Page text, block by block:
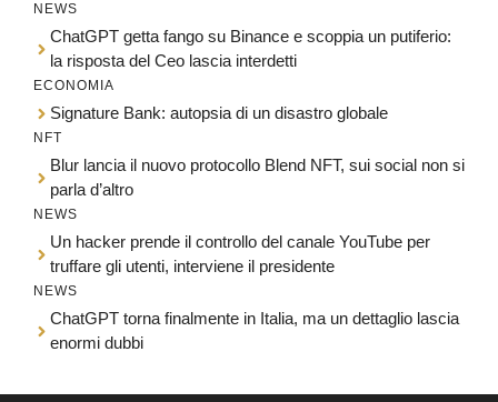
NEWS
ChatGPT getta fango su Binance e scoppia un putiferio:
la risposta del Ceo lascia interdetti
ECONOMIA
Signature Bank: autopsia di un disastro globale
NFT
Blur lancia il nuovo protocollo Blend NFT, sui social non si
parla d’altro
NEWS
Un hacker prende il controllo del canale YouTube per
truffare gli utenti, interviene il presidente
NEWS
ChatGPT torna finalmente in Italia, ma un dettaglio lascia
enormi dubbi